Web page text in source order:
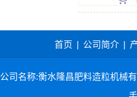
首页 | 公司简介 |
公司名称:衡水隆昌肥料造粒机械